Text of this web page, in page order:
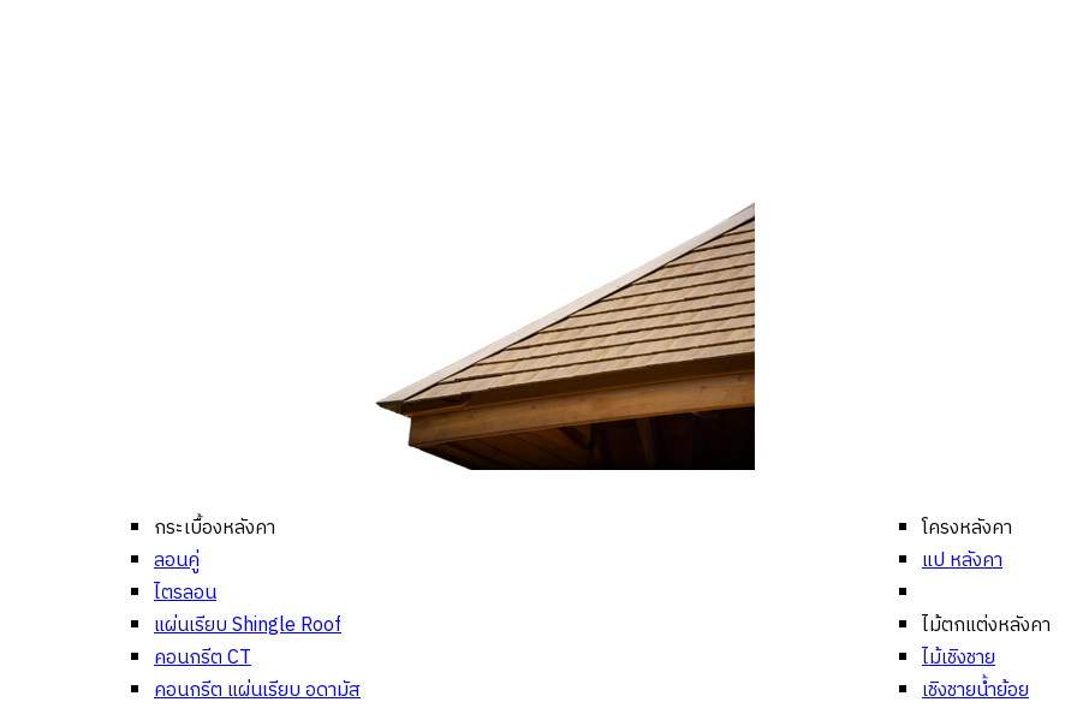
กระเบื้องหลังคา
ลอนคู่
ไตรลอน
แผ่นเรียบ Shingle Roof
คอนกรีต CT
คอนกรีต แผ่นเรียบ อดามัส
โครงหลังคา
แป หลังคา
ไม้ตกแต่งหลังคา
ไม้เชิงชาย
เชิงชายน้ำย้อย